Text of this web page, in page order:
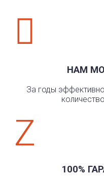

НАМ
За годы
Z
100%